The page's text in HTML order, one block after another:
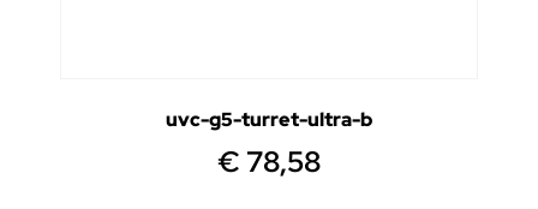
uvc-g5-turret-ultra-b
€ 78,58